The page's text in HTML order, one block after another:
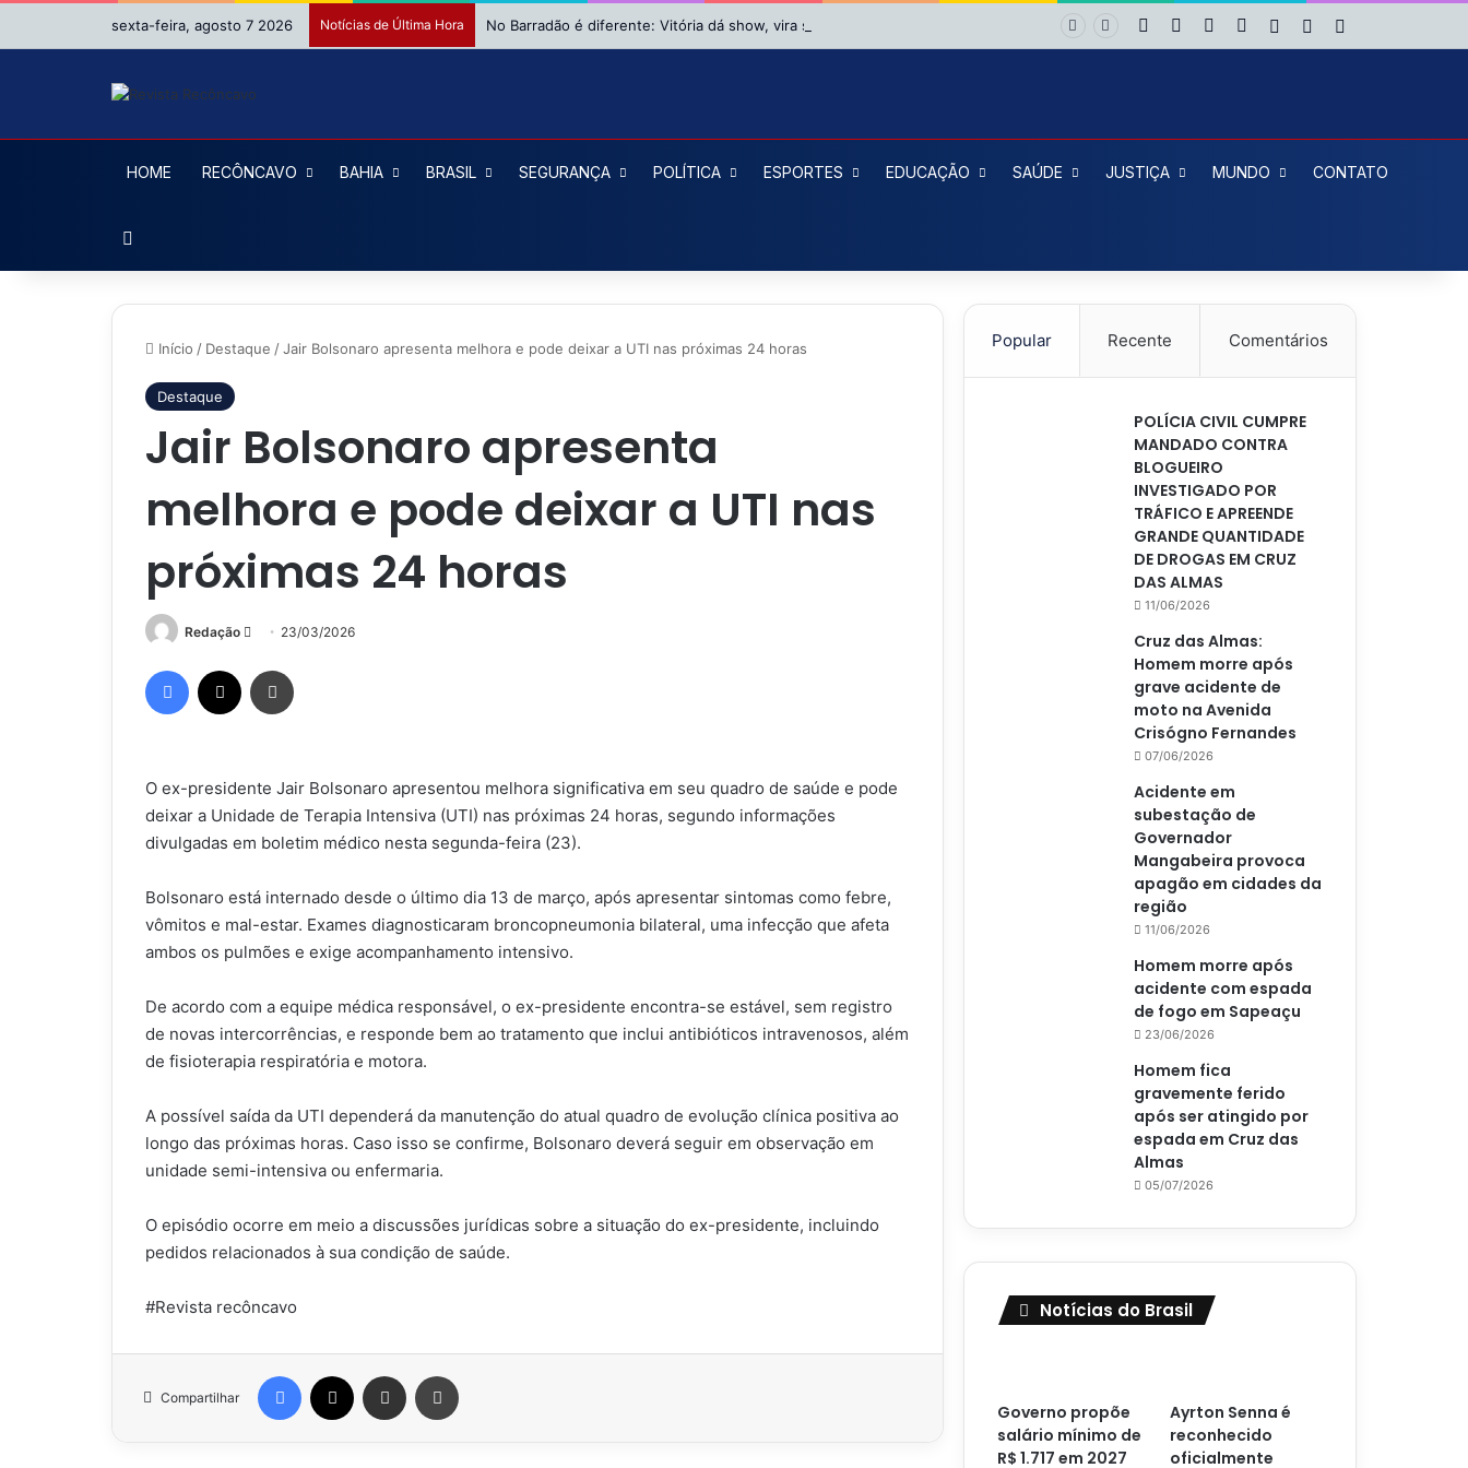
sexta-feira, agosto 7 2026 Notícias de Última Hora Facebook YouTubeInstagram
Entrar Artigo aleatório
HOME RECÔNCAVO BAHIA BRASIL SEGURANÇA POLÍTICA ESPORTES EDUCAÇÃO SAÚDE JUSTIÇA MUNDO CONTATO
Início / Destaque / Jair Bolsonaro apresenta melhora e pode deixar a UTI nas próximas 24 horas
Destaque
Jair Bolsonaro apresenta
melhora e pode deixar a UTI nas
próximas 24 horas
Redação
Mande
e-
mail
23/03/2026
Facebook
O ex-presidente Jair Bolsonaro apresentou melhora significativa em seu quadro de saúde e pode
deixar a Unidade de Terapia Intensiva (UTI) nas próximas 24 horas, segundo informações
divulgadas em boletim médico nesta segunda-feira (23).
Bolsonaro está internado desde o último dia 13 de março, após apresentar sintomas como febre,
vômitos e mal-estar. Exames diagnosticaram broncopneumonia bilateral, uma infecção que afeta
ambos os pulmões e exige acompanhamento intensivo.
De acordo com a equipe médica responsável, o ex-presidente encontra-se estável, sem registro
de novas intercorrências, e responde bem ao tratamento que inclui antibióticos intravenosos, além
de fisioterapia respiratória e motora.
A possível saída da UTI dependerá da manutenção do atual quadro de evolução clínica positiva ao
longo das próximas horas. Caso isso se confirme, Bolsonaro deverá seguir em observação em
unidade semi-intensiva ou enfermaria.
O episódio ocorre em meio a discussões jurídicas sobre a situação do ex-presidente, incluindo
pedidos relacionados à sua condição de saúde.
#Revista recôncavo
Compartilhar
Facebook Compartilhar via e-mail
Popular Recente Comentários
POLÍCIA CIVIL CUMPRE
MANDADO CONTRA
BLOGUEIRO
INVESTIGADO POR
TRÁFICO E APREENDE
GRANDE QUANTIDADE
DE DROGAS EM CRUZ
DAS ALMAS
11/06/2026
Cruz das Almas:
Homem morre após
grave acidente de
moto na Avenida
Crisógno Fernandes
07/06/2026
Acidente em
subestação de
Governador
Mangabeira provoca
apagão em cidades da
região
11/06/2026
Homem morre após
acidente com espada
de fogo em Sapeaçu
23/06/2026
Homem fica
gravemente ferido
após ser atingido por
espada em Cruz das
Almas
05/07/2026
Notícias do Brasil
Governo propõe
salário mínimo de
R$ 1.717 em 2027
Ayrton Senna é
reconhecido
oficialmente